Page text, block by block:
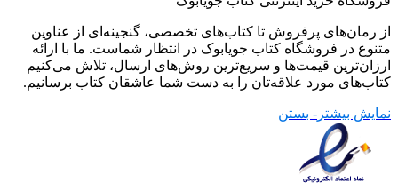
از رمان‌های پرفروش تا کتاب‌های تخصصی، گنجینه‌ای از عناوین
متنوع در فروشگاه کتاب جویابوک در انتظار شماست. ما با ارائه
ارزان‌ترین قیمت‌ها و سریع‌ترین روش‌های ارسال، تلاش می‌کنیم
کتاب‌های مورد علاقه‌تان را به دست شما عاشقان کتاب برسانیم.
نمایش بیشتر - بستن